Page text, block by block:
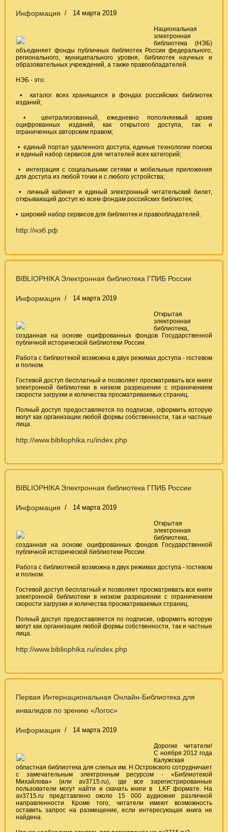
Информация 14 марта 2019
Национальная
электронная
библиотека (НЭБ)
объединяет фонды публичных библиотек России федерального,
регионального, муниципального уровня, библиотек научных и
образовательных учреждений, а также правообладателей.
НЭБ - это:
• каталог всех хранящихся в фондах российских библиотек
изданий;
• централизованный, ежедневно пополняемый архив
оцифрованных изданий, как открытого доступа, так и
ограниченных авторским правом;
• единый портал удаленного доступа, единые технологии поиска
и единый набор сервисов для читателей всех категорий;
• интеграция с социальными сетями и мобильные приложения
для доступа из любой точки и с любого устройства;
• личный кабинет и единый электронный читательский билет,
открывающий доступ ко всем фондам российских библиотек;
• широкий набор сервисов для библиотек и правообладателей.
http://нэб.рф
BIBLIOPHIKA Электронная библиотека ГПИБ России
Информация 14 марта 2019
Открытая
электронная
библиотека,
созданная на основе оцифрованных фондов Государственной
публичной исторической библиотеки России.
Работа с библиотекой возможна в двух режимах доступа - гостевом
и полном.
Гостевой доступ бесплатный и позволяет просматривать все книги
электронной библиотеки в низком разрешении с ограничением
скорости загрузки и количества просматриваемых страниц.
Полный доступ предоставляется по подписке, оформить которую
могут как организации любой формы собственности, так и частные
лица.
http://www.bibliophika.ru/index.php
BIBLIOPHIKA Электронная библиотека ГПИБ России
Информация 14 марта 2019
Открытая
электронная
библиотека,
созданная на основе оцифрованных фондов Государственной
публичной исторической библиотеки России.
Работа с библиотекой возможна в двух режимах доступа - гостевом
и полном.
Гостевой доступ бесплатный и позволяет просматривать все книги
электронной библиотеки в низком разрешении с ограничением
скорости загрузки и количества просматриваемых страниц.
Полный доступ предоставляется по подписке, оформить которую
могут как организации любой формы собственности, так и частные
лица.
http://www.bibliophika.ru/index.php
Первая Интернациональная Онлайн-Библиотека для
инвалидов по зрению «Логос»
Информация 14 марта 2019
Дорогие читатели!
С ноября 2012 года
Калужская
областная библиотека для слепых им. Н.Островского сотрудничает
с замечательным электронным ресурсом - «Библиотекой
Михайлова» (или av3715.ru), где все зарегистрированные
пользователи могут найти и скачать книги в LKF формате. На
av3715.ru представлено около 15 000 аудиокниг различной
направленности. Кроме того, читатели имеют возможность
оставить запрос на размещение, если интересующая книга не
найдена.